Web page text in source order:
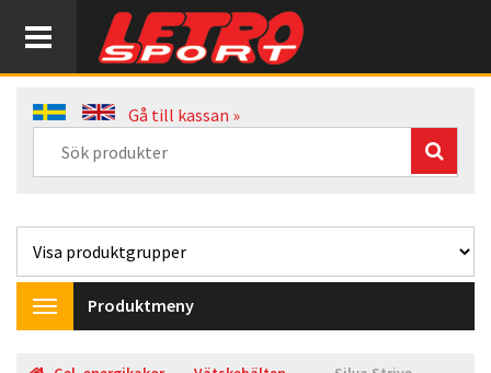
Gå till kassan »
Toggle
navigation
Produktmeny